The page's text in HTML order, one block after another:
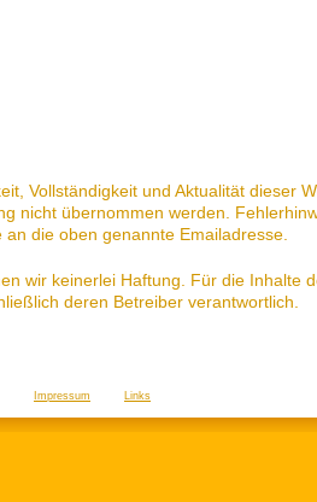
Vollständigkeit und Aktualität dieser
nicht übernommen werden.
die oben genannte Emailadresse.
wir keinerlei Haftung. Für die Inhalte
deren Betreiber verantwortlich.
Impressum Links